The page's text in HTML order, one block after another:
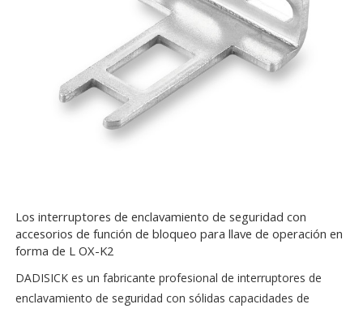
Los interruptores de enclavamiento de seguridad con
accesorios de función de bloqueo para llave de operación en
forma de L OX-K2
DADISICK es un fabricante profesional de interruptores de
enclavamiento de seguridad con sólidas capacidades de